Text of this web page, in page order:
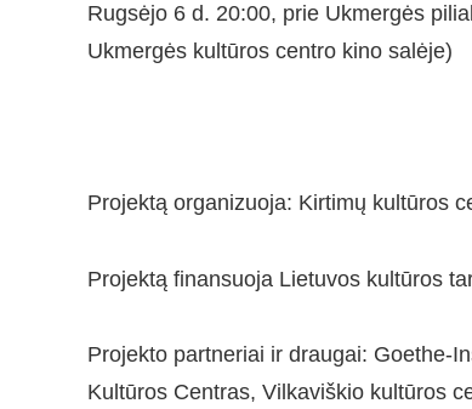
Rugsėjo 6 d. 20:00, prie Ukmergės
Ukmergės kultūros centro kino salėje)
Projektą organizuoja: Kirtimų kultūros
Projektą finansuoja Lietuvos kultūros
Projekto partneriai ir draugai: Goethe-
Kultūros Centras, Vilkaviškio kultūros